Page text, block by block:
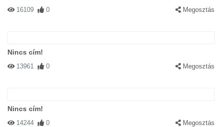
16109 0 Megosztás
Nincs cím!
13961 0 Megosztás
Nincs cím!
14244 0 Megosztás